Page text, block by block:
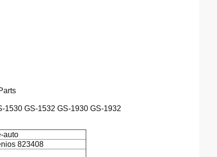
1530 GS-1532 GS-1930 GS-1932
auto
823408